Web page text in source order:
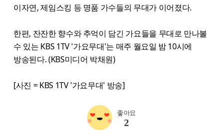
이자연, 제임스킹 등 명품 가수들의 무대가 이어졌다.
한편, 잔잔한 향수와 추억이 담긴 가요들을 무대로 만나볼
수 있는 KBS 1TV '가요무대'는 매주 월요일 밤 10시에
방송된다. (KBS미디어 박채원)
[사진 = KBS 1TV '가요무대' 방송]
좋아요
2